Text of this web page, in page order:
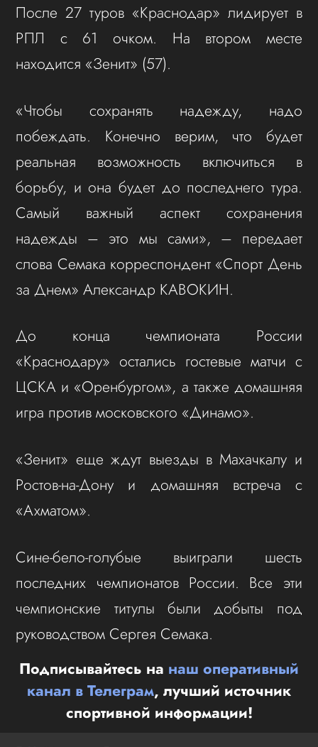
После 27 туров «Краснодар» лидирует в
РПЛ с 61 очком. На втором месте
находится «Зенит» (57).
«Чтобы сохранять надежду, надо
побеждать. Конечно верим, что будет
реальная возможность включиться в
борьбу, и она будет до последнего тура.
Самый важный аспект сохранения
надежды – это мы сами», – передает
слова Семака корреспондент «Спорт День
за Днем» Александр КАВОКИН.
До конца чемпионата России
«Краснодару» остались гостевые матчи с
ЦСКА и «Оренбургом», а также домашняя
игра против московского «Динамо».
«Зенит» еще ждут выезды в Махачкалу и
Ростов-на-Дону и домашняя встреча с
«Ахматом».
Сине-бело-голубые выиграли шесть
последних чемпионатов России. Все эти
чемпионские титулы были добыты под
руководством Сергея Семака.
Подписывайтесь на наш оперативный
канал в Телеграм, лучший источник
спортивной информации!